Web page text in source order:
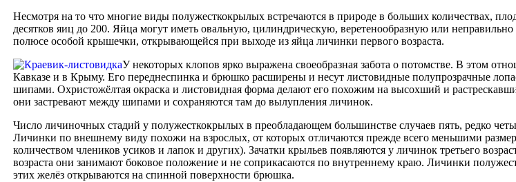
Несмотря на то что многие виды полужесткокрылых встречаются в природе в больших количествах,
десятков яиц до 200. Яйца могут иметь овальную, цилиндрическую, веретенообразную или
полюсе особой крышечки, открывающейся при выходе из яйца личинки первого возраста.
У некоторых клопов ярко выражена своеобразная забота о потомстве. В этом
Кавказе и в Крыму. Его переднеспинка и брюшко расширены и несут листовидные полупрозрачные
шипами. Охристожёлтая окраска и листовидная форма делают его похожим на высохший и
они застревают между шипами и сохраняются там до вылупления личинок.
Число личиночных стадий у полужесткокрылых в преобладающем большинстве случаев пять, редко
Личинки по внешнему виду похожи на взрослых, от которых отличаются прежде всего меньшими
количеством члеников усиков и лапок и других). Зачатки крыльев появляются у личинок третьего
возраста они занимают боковое положение и не соприкасаются по внутреннему краю. Личинки
этих желёз открываются на спинной поверхности брюшка.